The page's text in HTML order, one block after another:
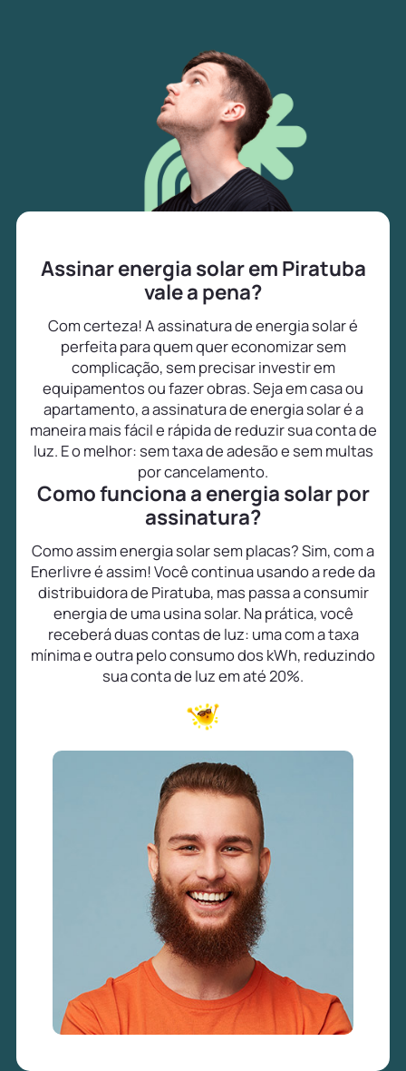
Assinar energia solar em Piratuba
vale a pena?
Com certeza! A assinatura de energia solar é
perfeita para quem quer economizar sem
complicação, sem precisar investir em
equipamentos ou fazer obras. Seja em casa ou
apartamento, a assinatura de energia solar é a
maneira mais fácil e rápida de reduzir sua conta de
luz. E o melhor: sem taxa de adesão e sem multas
por cancelamento.
Como funciona a energia solar por
assinatura?
Como assim energia solar sem placas? Sim, com a
Enerlivre é assim! Você continua usando a rede da
distribuidora de Piratuba, mas passa a consumir
energia de uma usina solar. Na prática, você
receberá duas contas de luz: uma com a taxa
mínima e outra pelo consumo dos kWh, reduzindo
sua conta de luz em até 20%.